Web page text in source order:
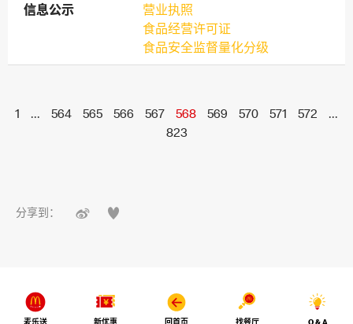
信息公示
信息公示
营业执照
食品经营许可证
食品安全监督量化分级
1 ... 564 565 566 567 568 569 570 571 572
...
823
分享到：  